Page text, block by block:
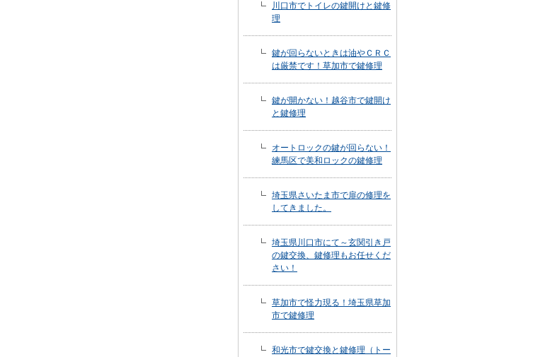
川口市でトイレの鍵開けと鍵修
理
鍵が回らないときは油やＣＲＣ
は厳禁です！草加市で鍵修理
鍵が開かない！越谷市で鍵開け
と鍵修理
オートロックの鍵が回らない！
練馬区で美和ロックの鍵修理
埼玉県さいたま市で扉の修理を
してきました。
埼玉県川口市にて～玄関引き戸
の鍵交換、鍵修理もお任せくだ
さい！
草加市で怪力現る！埼玉県草加
市で鍵修理
和光市で鍵交換と鍵修理（トー